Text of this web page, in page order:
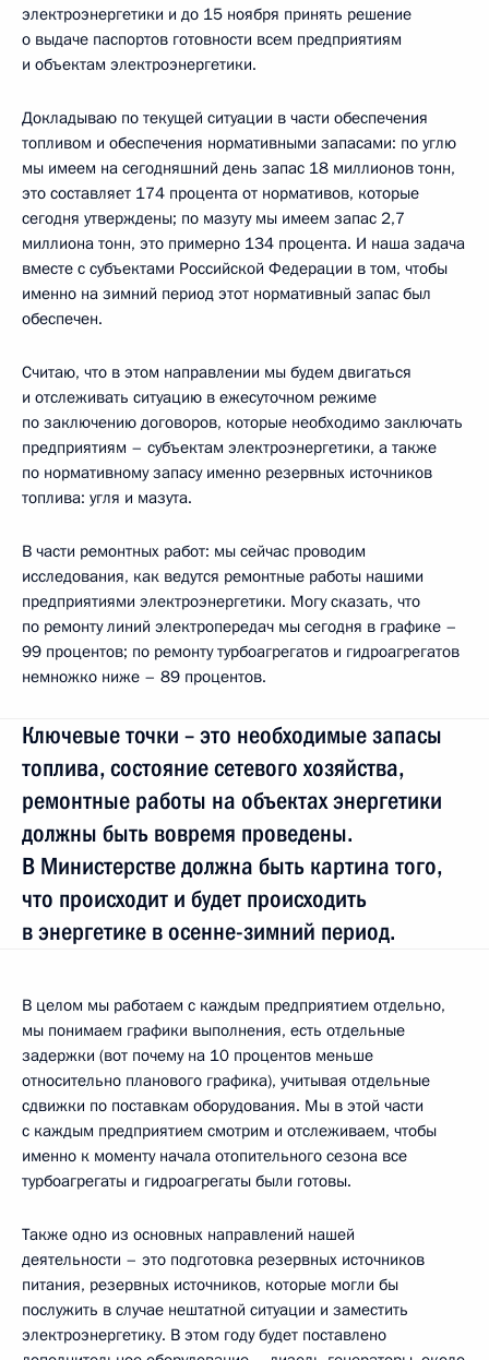
электроэнергетики и до 15 ноября принять решение
о выдаче паспортов готовности всем предприятиям
и объектам электроэнергетики.
Докладываю по текущей ситуации в части обеспечения
топливом и обеспечения нормативными запасами: по углю
мы имеем на сегодняшний день запас 18 миллионов тонн,
это составляет 174 процента от нормативов, которые
сегодня утверждены; по мазуту мы имеем запас 2,7
миллиона тонн, это примерно 134 процента. И наша задача
вместе с субъектами Российской Федерации в том, чтобы
именно на зимний период этот нормативный запас был
обеспечен.
Считаю, что в этом направлении мы будем двигаться
и отслеживать ситуацию в ежесуточном режиме
по заключению договоров, которые необходимо заключать
предприятиям – субъектам электроэнергетики, а также
по нормативному запасу именно резервных источников
топлива: угля и мазута.
В части ремонтных работ: мы сейчас проводим
исследования, как ведутся ремонтные работы нашими
предприятиями электроэнергетики. Могу сказать, что
по ремонту линий электропередач мы сегодня в графике –
99 процентов; по ремонту турбоагрегатов и гидроагрегатов
немножко ниже – 89 процентов.
Ключевые точки – это необходимые запасы
топлива, состояние сетевого хозяйства,
ремонтные работы на объектах энергетики
должны быть вовремя проведены.
В Министерстве должна быть картина того,
что происходит и будет происходить
в энергетике в осенне-зимний период.
В целом мы работаем с каждым предприятием отдельно,
мы понимаем графики выполнения, есть отдельные
задержки (вот почему на 10 процентов меньше
относительно планового графика), учитывая отдельные
сдвижки по поставкам оборудования. Мы в этой части
с каждым предприятием смотрим и отслеживаем, чтобы
именно к моменту начала отопительного сезона все
турбоагрегаты и гидроагрегаты были готовы.
Также одно из основных направлений нашей
деятельности – это подготовка резервных источников
питания, резервных источников, которые могли бы
послужить в случае нештатной ситуации и заместить
электроэнергетику. В этом году будет поставлено